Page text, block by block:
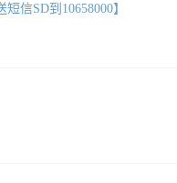
信SD到10658000】